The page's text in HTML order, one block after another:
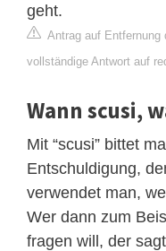
geht.
Antrag auf Entfernung
vollständige Antwort auf
Wann scusi,
Mit “scusi” bittet
Entschuldigung,
verwendet man,
Wer dann zum
fragen will, der